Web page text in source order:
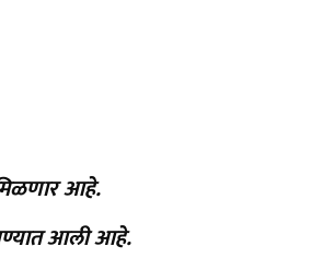
आहे.
आली आहे.